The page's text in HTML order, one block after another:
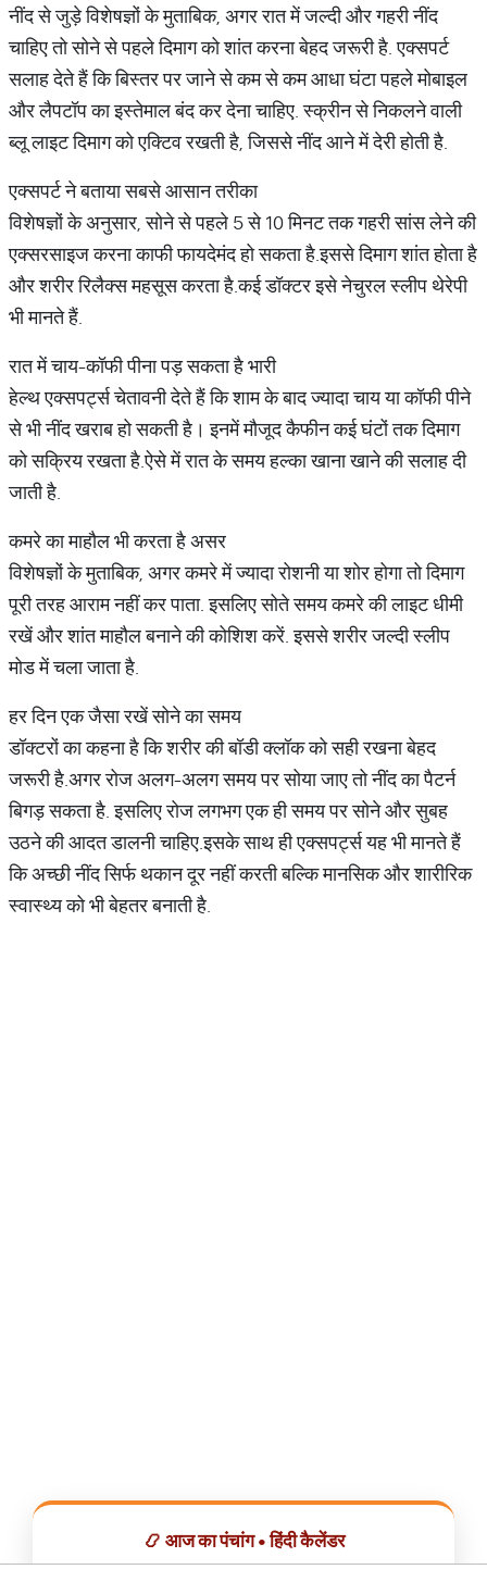
नींद से जुड़े विशेषज्ञों के मुताबिक, अगर रात में जल्दी और गहरी नींद
चाहिए तो सोने से पहले दिमाग को शांत करना बेहद जरूरी है. एक्सपर्ट
सलाह देते हैं कि बिस्तर पर जाने से कम से कम आधा घंटा पहले मोबाइल
और लैपटॉप का इस्तेमाल बंद कर देना चाहिए. स्क्रीन से निकलने वाली
ब्लू लाइट दिमाग को एक्टिव रखती है, जिससे नींद आने में देरी होती है.
एक्सपर्ट ने बताया सबसे आसान तरीका
विशेषज्ञों के अनुसार, सोने से पहले 5 से 10 मिनट तक गहरी सांस लेने की
एक्सरसाइज करना काफी फायदेमंद हो सकता है.इससे दिमाग शांत होता है
और शरीर रिलैक्स महसूस करता है.कई डॉक्टर इसे नेचुरल स्लीप थेरेपी
भी मानते हैं.
रात में चाय-कॉफी पीना पड़ सकता है भारी
हेल्थ एक्सपर्ट्स चेतावनी देते हैं कि शाम के बाद ज्यादा चाय या कॉफी पीने
से भी नींद खराब हो सकती है। इनमें मौजूद कैफीन कई घंटों तक दिमाग
को सक्रिय रखता है.ऐसे में रात के समय हल्का खाना खाने की सलाह दी
जाती है.
कमरे का माहौल भी करता है असर
विशेषज्ञों के मुताबिक, अगर कमरे में ज्यादा रोशनी या शोर होगा तो दिमाग
पूरी तरह आराम नहीं कर पाता. इसलिए सोते समय कमरे की लाइट धीमी
रखें और शांत माहौल बनाने की कोशिश करें. इससे शरीर जल्दी स्लीप
मोड में चला जाता है.
हर दिन एक जैसा रखें सोने का समय
डॉक्टरों का कहना है कि शरीर की बॉडी क्लॉक को सही रखना बेहद
जरूरी है.अगर रोज अलग-अलग समय पर सोया जाए तो नींद का पैटर्न
बिगड़ सकता है. इसलिए रोज लगभग एक ही समय पर सोने और सुबह
उठने की आदत डालनी चाहिए.इसके साथ ही एक्सपर्ट्स यह भी मानते हैं
कि अच्छी नींद सिर्फ थकान दूर नहीं करती बल्कि मानसिक और शारीरिक
स्वास्थ्य को भी बेहतर बनाती है.
📿 आज का पंचांग • हिंदी कैलेंडर